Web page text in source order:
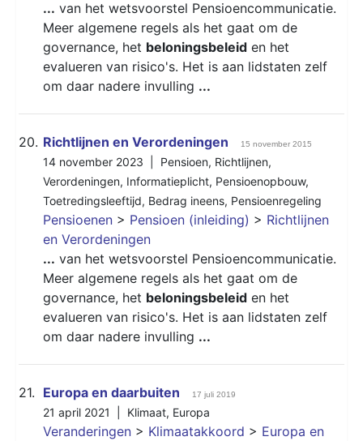
... van het wetsvoorstel Pensioencommunicatie.
Meer algemene regels als het gaat om de
governance, het beloningsbeleid en het
evalueren van risico's. Het is aan lidstaten zelf
om daar nadere invulling ...
20. Richtlijnen en Verordeningen 15 november 2015
14 november 2023 | Pensioen, Richtlijnen,
Verordeningen, Informatieplicht, Pensioenopbouw,
Toetredingsleeftijd, Bedrag ineens, Pensioenregeling
Pensioenen > Pensioen (inleiding) > Richtlijnen
en Verordeningen
... van het wetsvoorstel Pensioencommunicatie.
Meer algemene regels als het gaat om de
governance, het beloningsbeleid en het
evalueren van risico's. Het is aan lidstaten zelf
om daar nadere invulling ...
21. Europa en daarbuiten 17 juli 2019
21 april 2021 | Klimaat, Europa
Veranderingen > Klimaatakkoord > Europa en